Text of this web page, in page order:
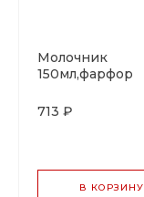
Молочник
150мл,фарфор
"IMPRESS"
713 ₽
В КОРЗИНУ